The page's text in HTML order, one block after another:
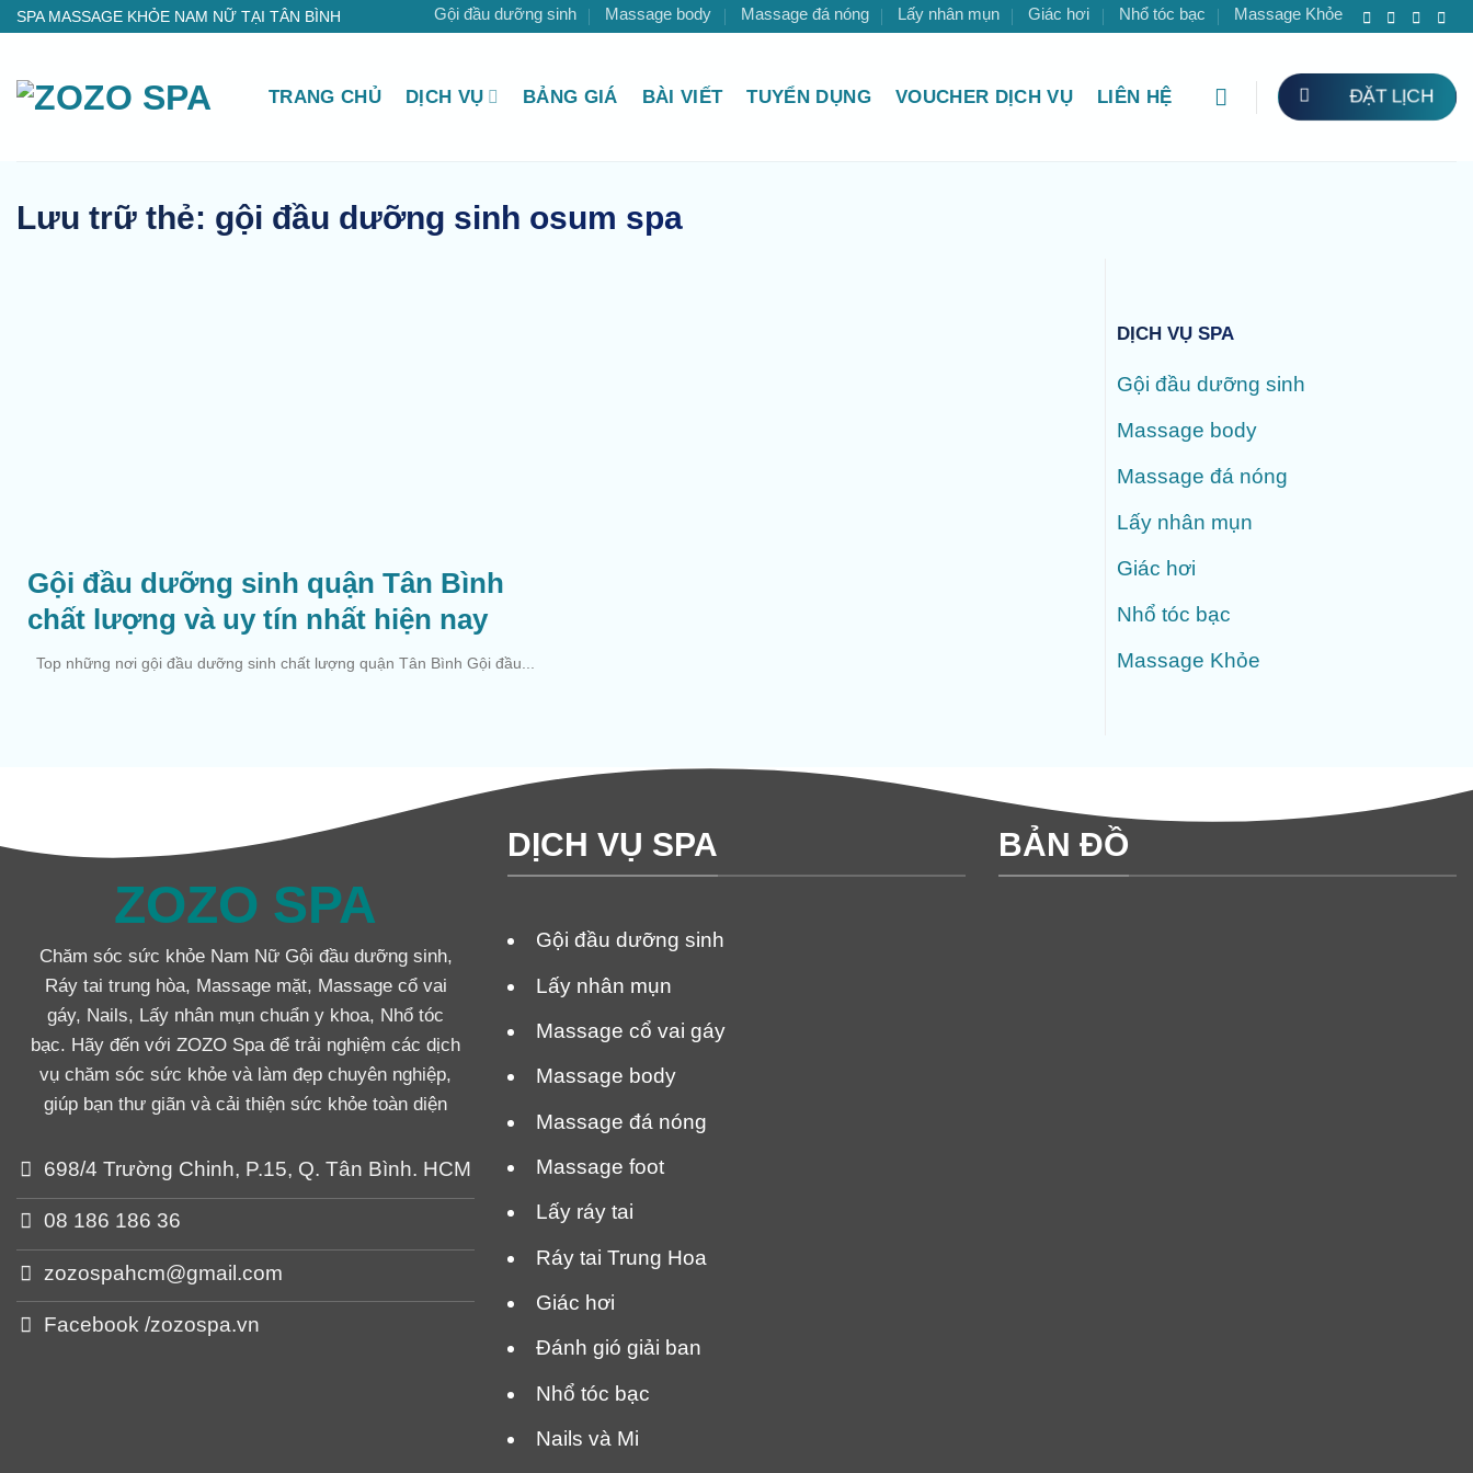
Bỏ
nội
dung
SPA MASSAGE KHỎE NAM NỮ TẠI TÂN BÌNH Gội đầu dưỡng sinh Massage body Massage đá nóng Lấy nhân mụn Giác hơi Nhổ tóc bạc Massage Khỏe
TRANG CHỦ DỊCH VỤ BẢNG GIÁ BÀI VIẾT TUYỂN DỤNG VOUCHER DỊCH VỤ LIÊN HỆ ĐẶT LỊCH
Lưu trữ thẻ: gội đầu dưỡng sinh osum spa
Gội đầu dưỡng sinh quận Tân Bình
chất lượng và uy tín nhất hiện nay
Top những nơi gội đầu dưỡng sinh chất lượng quận Tân Bình Gội đầu...
DỊCH VỤ SPA
Gội đầu dưỡng sinh
Massage body
Massage đá nóng
Lấy nhân mụn
Giác hơi
Nhổ tóc bạc
Massage Khỏe
ZOZO SPA
Chăm sóc sức khỏe Nam Nữ Gội đầu dưỡng sinh,
Ráy tai trung hòa, Massage mặt, Massage cổ vai
gáy, Nails, Lấy nhân mụn chuẩn y khoa, Nhổ tóc
bạc. Hãy đến với ZOZO Spa để trải nghiệm các dịch
vụ chăm sóc sức khỏe và làm đẹp chuyên nghiệp,
giúp bạn thư giãn và cải thiện sức khỏe toàn diện
698/4 Trường Chinh, P.15, Q. Tân Bình. HCM
08 186 186 36
zozospahcm@gmail.com
Facebook /zozospa.vn
DỊCH VỤ SPA
Gội đầu dưỡng sinh
Lấy nhân mụn
Massage cổ vai gáy
Massage body
Massage đá nóng
Massage foot
Lấy ráy tai
Ráy tai Trung Hoa
Giác hơi
Đánh gió giải ban
Nhổ tóc bạc
Nails và Mi
BẢN ĐỒ